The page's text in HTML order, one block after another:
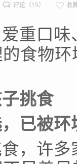
评论（15） 收
口味
食物
挑食
被环
许多